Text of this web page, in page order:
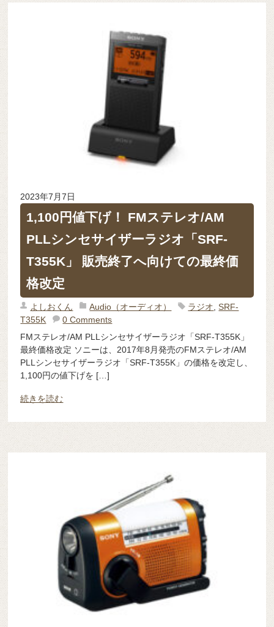
2023年7月7日
1,100円値下げ！ FMステレオ/AM
PLLシンセサイザーラジオ「SRF-
T355K」 販売終了へ向けての最終価
格改定
よしおくん Audio（オーディオ） ラジオ ,SRF-
T355K
0 Comments
FMステレオ/AM PLLシンセサイザーラジオ「SRF-T355K」
最終価格改定 ソニーは、2017年8月発売のFMステレオ/AM
PLLシンセサイザーラジオ「SRF-T355K」の価格を改定し、
1,100円の値下げを […]
続きを読む